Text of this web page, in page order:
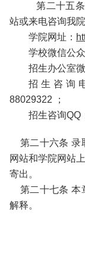
第二十五条
站或来电咨询我
学院网址：
学校微信公
招生办公室
招生咨询
88029322 ；
招生咨询QQ
第二十六条 录
网站和学院网站
寄出。
第二十七条 本
解释。
福州
2019